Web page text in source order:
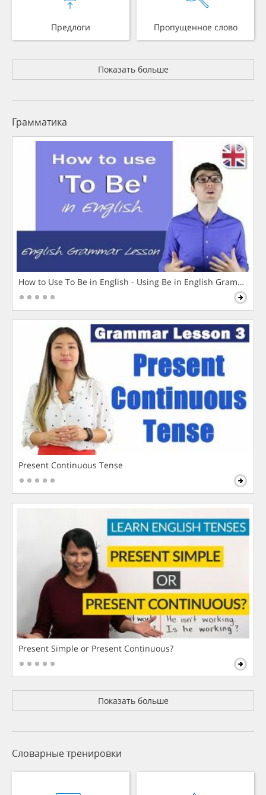
Предлоги Пропущенное слово
Показать больше
Грамматика
How to Use To Be in English - Using Be in English Grammar
Present Continuous Tense
Present Simple or Present Continuous?
Показать больше
Словарные тренировки